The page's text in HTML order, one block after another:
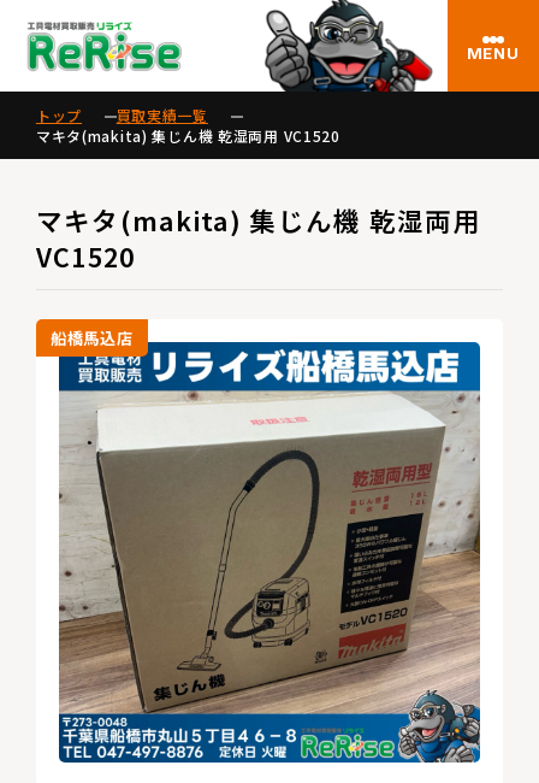
MENU
トップ
買取実績一覧
マキタ(makita) 集じん機 乾湿両用 VC1520
マキタ(makita) 集じん機 乾湿両用
VC1520
船橋馬込店